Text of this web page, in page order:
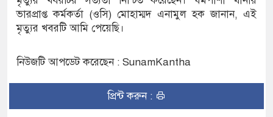
অভাবে অনিশ্চয়তায় হাওরের শত শত শিক্ষার্থীর
ভারপ্রাপ্ত কর্মকর্তা (ওসি) মোহাম্মদ এনামুল হক জানান, এই
মৃত্যুর খবরটি আমি পেয়েছি।
নিউজটি আপডেট করেছেন : SunamKantha
প্রিন্ট করুন :